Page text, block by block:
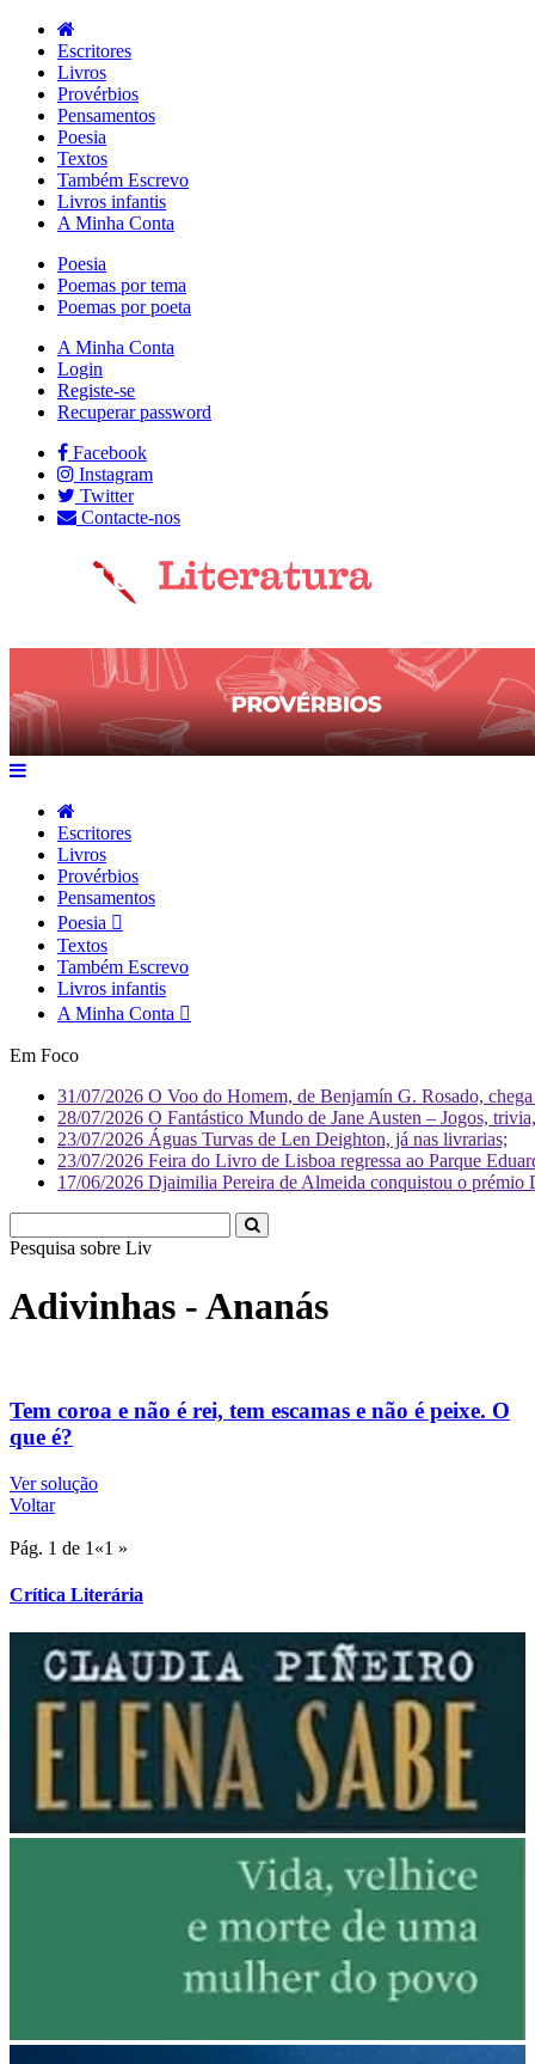
Escritores
Livros
Provérbios
Pensamentos
Poesia
Textos
Também Escrevo
Livros infantis
A Minha Conta
Poesia
Poemas por tema
Poemas por poeta
A Minha Conta
Login
Registe-se
Recuperar password
Facebook
Instagram
Twitter
Contacte-nos
Escritores
Livros
Provérbios
Pensamentos
Poesia
Textos
Também Escrevo
Livros infantis
A Minha Conta
Em Foco
31/07/2026 O Voo do Homem, de Benjamín G. Rosado,
28/07/2026 O Fantástico Mundo de Jane Austen – Jogos,
23/07/2026 Águas Turvas de Len Deighton, já nas livrarias;
23/07/2026 Feira do Livro de Lisboa regressa ao Parque
17/06/2026 Djaimilia Pereira de Almeida conquistou o
Pesquisa sobre Literatura
Adivinhas - Ananás
Tem coroa e não é rei, tem escamas e não é peixe. O
que é?
Ver solução
Voltar
Pág. 1 de 1 «1 »
Crítica Literária